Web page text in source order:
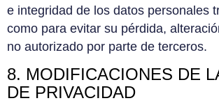
e integridad de los datos personales
como para evitar su pérdida,
no autorizado por parte de terceros.
8. MODIFICACIONES DE
DE PRIVACIDAD